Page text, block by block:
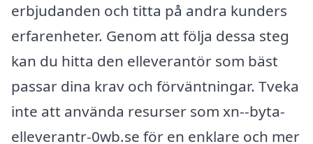
erbjudanden och titta på andra kunders
erfarenheter. Genom att följa dessa steg
kan du hitta den elleverantör som bäst
passar dina krav och förväntningar. Tveka
inte att använda resurser som xn--byta-
elleverantr-0wb.se för en enklare och mer